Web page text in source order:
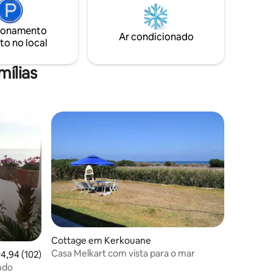
no local
Ar condicionado
média de 4,94 em 5 estrelas, 102avaliações
4,94 (102)
Cottage em Kerkouane
Casa Melkart com vista para o mar